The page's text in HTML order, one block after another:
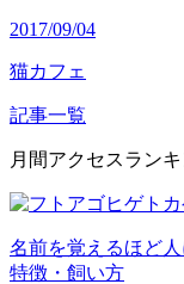
2017/09/04
猫カフェ
記事一覧
月間アクセスラン
名前を覚えるほど
特徴・飼い方